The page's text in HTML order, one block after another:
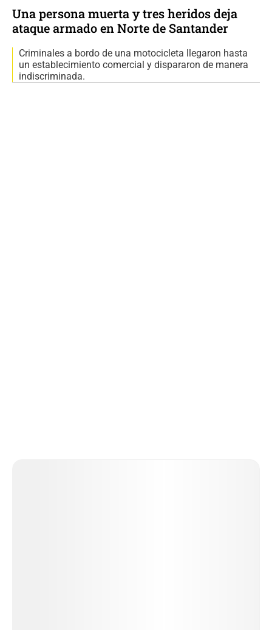
Una persona muerta y tres heridos deja
ataque armado en Norte de Santander
Criminales a bordo de una motocicleta llegaron hasta
un establecimiento comercial y dispararon de manera
indiscriminada.